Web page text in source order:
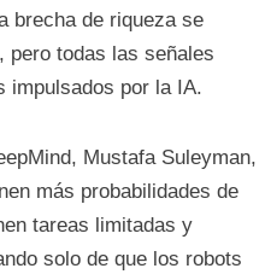
brecha de riqueza se
pero todas las señales
impulsados ​​por la IA.
Mustafa Suleyman,
más probabilidades de
tareas limitadas y
solo de que los robots